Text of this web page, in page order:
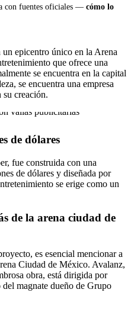
con fuentes oficiales — cómo lo
epicentro único en la Arena
que ofrece una
se encuentra en la capital
se encuentra una empresa
su creación.
de dólares
fue construida con una
de dólares y diseñada por
se erige como un
de la arena ciudad de
es esencial mencionar a
Ciudad de México. Avalanz,
obra, está dirigida por
magnate dueño de Grupo